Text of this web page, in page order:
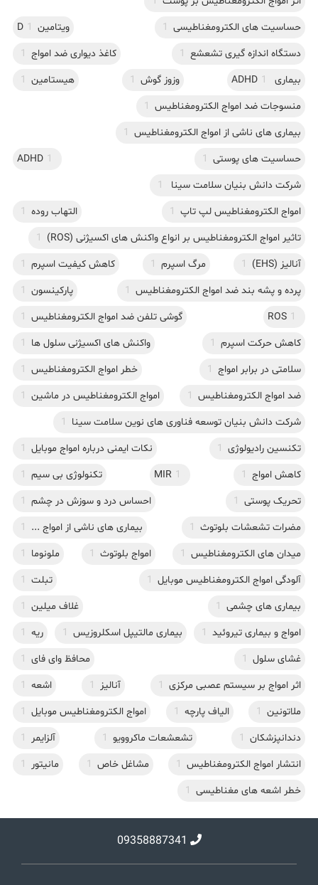
حساسیت های الکترومغناطیسی 1 ویتامینD 1
دستگاه اندازه گیری تشعشع 1 کاغذ دیواری ضد امواج 1
بیماری ADHD
1 وزوز گوش 1 هیستامین 1
منسوجات ضد امواج الکترومغناطیس 1
بیماری های ناشی از امواج الکترومغناطیس 1
حساسیت های پوستی 1
ADHD 1
شرکت دانش بنیان سلامت سینا
1
امواج الکترومغناطیس لپ تاپ 1 التهاب روده 1
تاثیر امواج الکترومغناطیس بر انواع واکنش های اکسیژنی (ROS)
1
آنالیز (EHS)
1 مرگ اسپرم 1 کاهش کیفیت اسپرم 1
پرده و پشه بند ضد امواج الکترومغناطیس 1 پارکینسون 1
ROS 1 گوشی تلفن ضد امواج الکترومغناطیس 1
کاهش حرکت اسپرم 1 واکنش های اکسیژنی سلول ها 1
سلامتی در برابر امواج 1 خطر امواج الکترومغناطیس 1
ضد امواج الکترومغناطیس 1 امواج الکترومغناطیس در ماشین 1
شرکت دانش بنیان توسعه فناوری های نوین سلامت سینا 1
تکنسین رادیولوژی 1 نکات ایمنی درباره امواج موبایل 1
کاهش امواج 1
MIR 1 تکنولوژی بی سیم 1
تحریک پوستی 1 احساس درد و سوزش در چشم 1
مضرات تشعشات بلوتوث 1 بیماری های ناشی از امواج ... 1
میدان های الکترومغناطیس 1 امواج بلوتوث 1 ملونوما 1
آلودگی امواج الکترومغناطیس موبایل 1 تبلت 1
بیماری های چشمی 1 غلاف میلین 1
امواج و بیماری تیروئید 1 بیماری مالتیپل اسکلروزیس 1 ریه 1
غشای سلول 1 محافظ وای فای 1
اثر امواج بر سیستم عصبی مرکزی 1 آنالیز 1 اشعه 1
ملاتونین 1 الیاف پارچه 1 امواج الکترومغناطیس موبایل 1
دندانپزشکان 1 تشعشعات ماکروویو 1 آلزایمر
1
انتشار امواج الکترومغناطیس 1 مشاغل خاص 1 مانیتور
1
خطر اشعه های مغناطیسی 1
09358887341